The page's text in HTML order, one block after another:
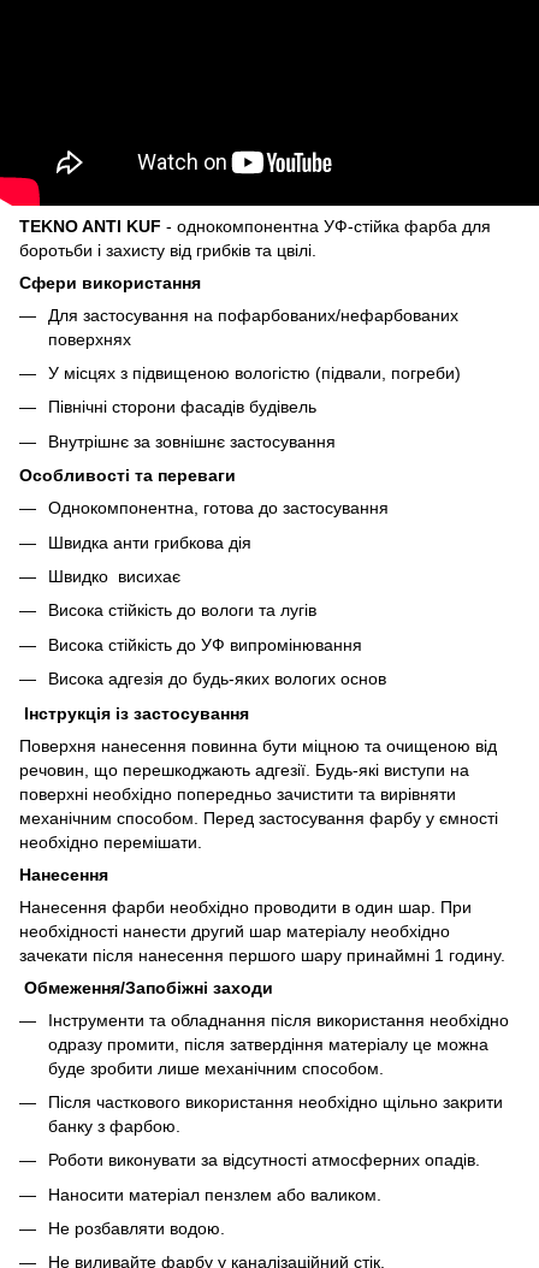
TEKNO ANTI KUF - однокомпонентна УФ-стійка фарба для
боротьби і захисту від грибків та цвілі.
Сфери використання
Для застосування на пофарбованих/нефарбованих
поверхнях
У місцях з підвищеною вологістю (підвали, погреби)
Північні сторони фасадів будівель
Внутрішнє за зовнішнє застосування
Особливості та переваги
Однокомпонентна, готова до застосування
Швидка анти грибкова дія
Швидко висихає
Висока стійкість до вологи та лугів
Висока стійкість до УФ випромінювання
Висока адгезія до будь-яких вологих основ
Інструкція із застосування
Поверхня нанесення повинна бути міцною та очищеною від
речовин, що перешкоджають адгезії. Будь-які виступи на
поверхні необхідно попередньо зачистити та вирівняти
механічним способом. Перед застосування фарбу у ємності
необхідно перемішати.
Нанесення
Нанесення фарби необхідно проводити в один шар. При
необхідності нанести другий шар матеріалу необхідно
зачекати після нанесення першого шару принаймні 1 годину.
Обмеження/Запобіжні заходи
Інструменти та обладнання після використання необхідно
одразу промити, після затвердіння матеріалу це можна
буде зробити лише механічним способом.
Після часткового використання необхідно щільно закрити
банку з фарбою.
Роботи виконувати за відсутності атмосферних опадів.
Наносити матеріал пензлем або валиком.
Не розбавляти водою.
Не виливайте фарбу у каналізаційний стік.